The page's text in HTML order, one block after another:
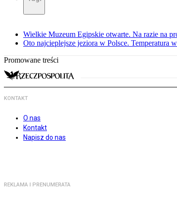
Wielkie Muzeum Egipskie otwarte. Na razie na
Oto najcieplejsze jeziora w Polsce. Temperatura
Promowane treści
KONTAKT
O nas
Kontakt
Napisz do nas
REKLAMA I PRENUMERATA